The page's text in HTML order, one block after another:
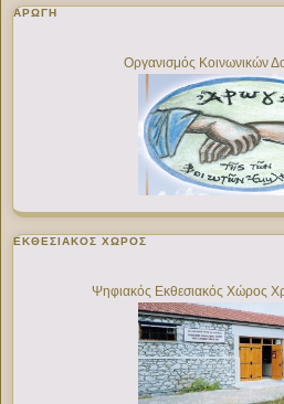
ΑΡΩΓΗ
Οργανισμός Κοινωνικών
ΕΚΘΕΣΙΑΚΌΣ ΧΏΡΟΣ
Ψηφιακός Εκθεσιακός Χώρος